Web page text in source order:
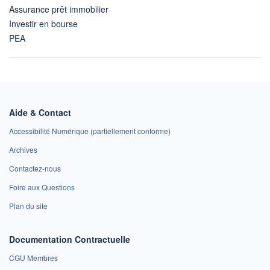
Assurance prêt immobilier
Investir en bourse
PEA
Aide & Contact
Accessibilité Numérique (partiellement conforme)
Archives
Contactez-nous
Foire aux Questions
Plan du site
Documentation Contractuelle
CGU Membres